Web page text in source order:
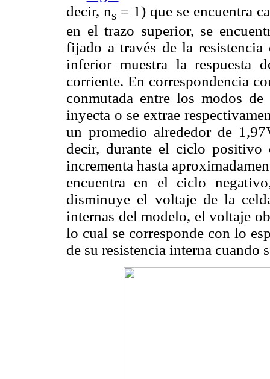
decir, ns = 1) que se encuentra
en el trazo superior, se
fijado a través de la
inferior muestra la respuesta
corriente. En correspondencia
conmutada entre los modos
inyecta o se extrae
un promedio alrededor de
decir, durante el ciclo
incrementa hasta
encuentra en el ciclo
disminuye el voltaje de la
internas del modelo, el voltaje
lo cual se corresponde con lo
de su resistencia interna cuando